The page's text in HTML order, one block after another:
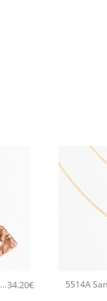
5514A Sand whispers small pendant χειροποίητο κολιέ Catherine bijoux Ροζ χρυσό34.20€